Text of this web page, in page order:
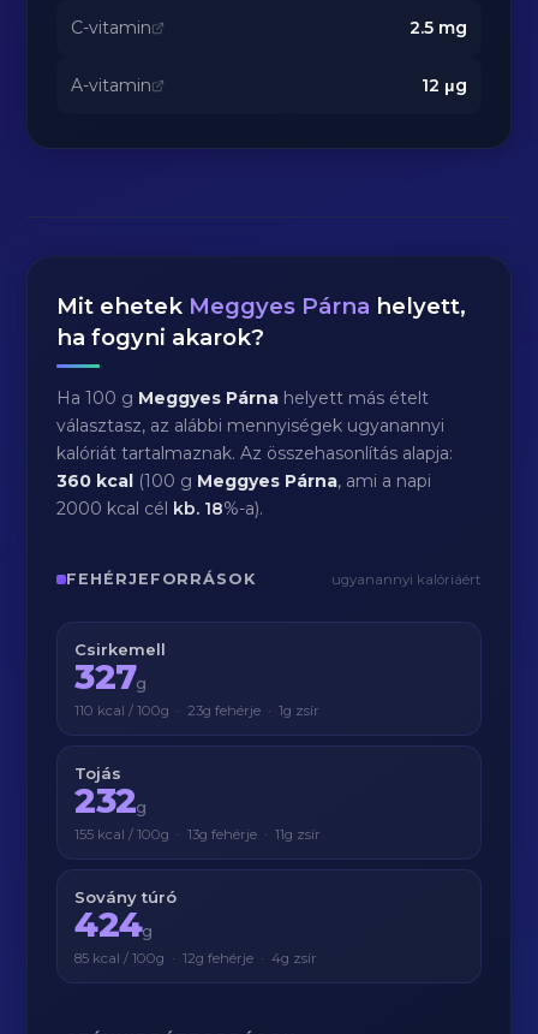
C-vitamin 2.5mg
A-vitamin 12 μg
Mit ehetek Meggyes Párna helyett,
ha fogyni akarok?
Ha 100 g Meggyes Párna helyett más ételt
választasz, az alábbi mennyiségek ugyanannyi
kalóriát tartalmaznak. Az összehasonlítás alapja:
360 kcal (100 g Meggyes Párna, ami a napi
2000 kcal cél kb. 18%-a).
FEHÉRJEFORRÁSOK ugyanannyi kalóriáért
Csirkemell
327g
110 kcal / 100g · 23g fehérje · 1g zsír
Tojás
232g
155 kcal / 100g · 13g fehérje · 11g zsír
Sovány túró
424g
85 kcal / 100g · 12g fehérje · 4g zsír